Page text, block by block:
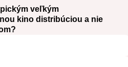
veľkým
kino distribúciou a nie